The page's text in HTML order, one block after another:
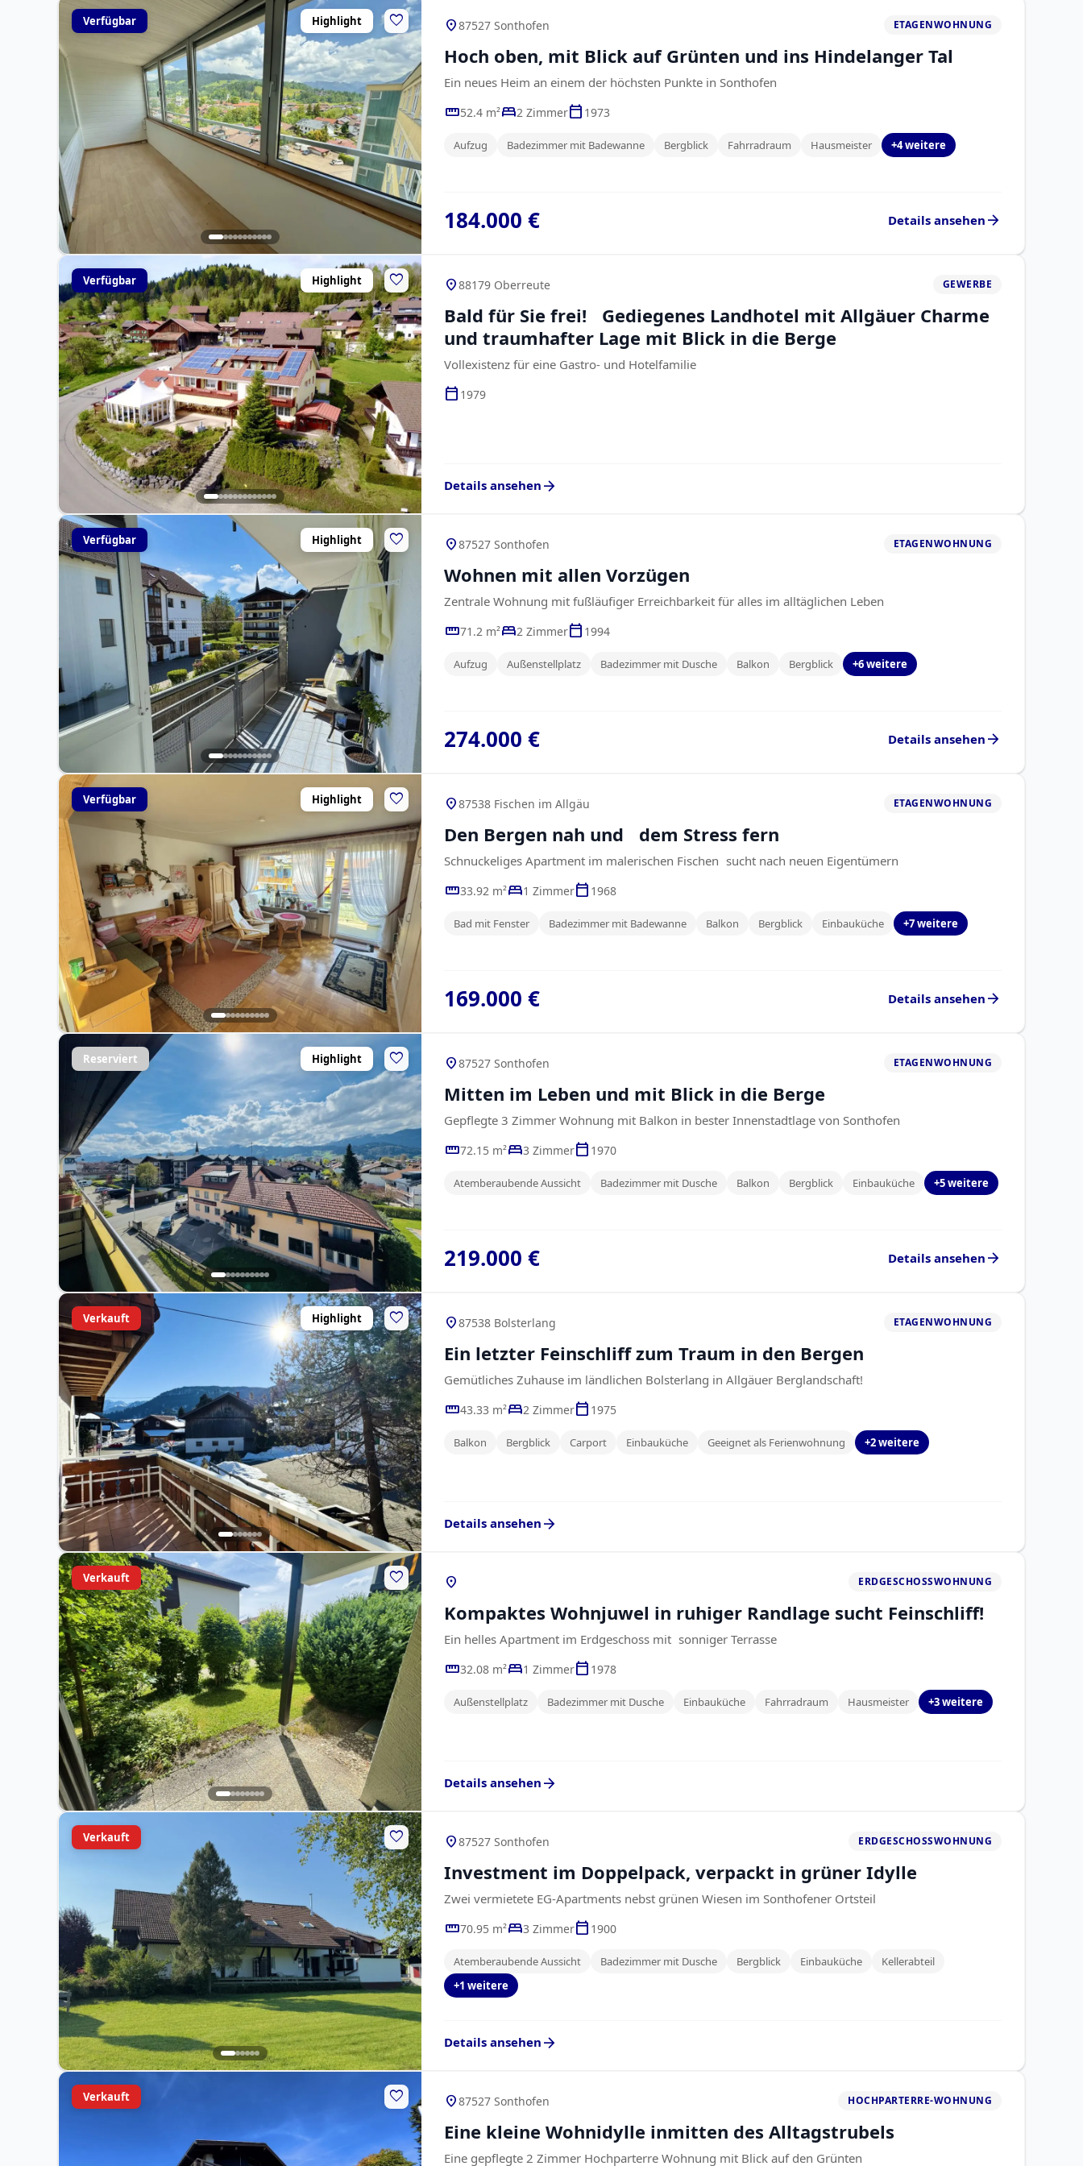
Verfügbar favorite
Highlight location_on87527 Sonthofen ETAGENWOHNUNG
Hoch oben, mit Blick auf Grünten und ins Hindelanger Tal
Ein neues Heim an einem der höchsten Punkte in Sonthofen
straighten52.4 m²bed2 Zimmercalendar_today 1973
Aufzug Badezimmer mit Badewanne Bergblick Fahrradraum Hausmeister +4 weitere
184.000 € Details ansehen arrow_forward
Verfügbar favorite
Highlight location_on88179 Oberreute GEWERBE
Bald für Sie frei! Gediegenes Landhotel mit Allgäuer Charme
und traumhafter Lage mit Blick in die Berge
Vollexistenz für eine Gastro- und Hotelfamilie
calendar_today 1979
Details ansehen arrow_forward
Verfügbar favorite
Highlight location_on87527 Sonthofen ETAGENWOHNUNG
Wohnen mit allen Vorzügen
Zentrale Wohnung mit fußläufiger Erreichbarkeit für alles im alltäglichen Leben
straighten71.2 m²bed2 Zimmercalendar_today 1994
Aufzug Außenstellplatz Badezimmer mit Dusche Balkon Bergblick +6 weitere
274.000 € Details ansehen arrow_forward
Verfügbar favorite
Highlight location_on87538 Fischen im Allgäu ETAGENWOHNUNG
Den Bergen nah und dem Stress fern
Schnuckeliges Apartment im malerischen Fischen sucht nach neuen Eigentümern
straighten33.92 m²bed1 Zimmercalendar_today 1968
Bad mit Fenster Badezimmer mit Badewanne Balkon Bergblick Einbauküche +7 weitere
169.000 € Details ansehen arrow_forward
Reserviert favorite
Highlight location_on87527 Sonthofen ETAGENWOHNUNG
Mitten im Leben und mit Blick in die Berge
Gepflegte 3 Zimmer Wohnung mit Balkon in bester Innenstadtlage von Sonthofen
straighten72.15 m²bed3 Zimmercalendar_today 1970
Atemberaubende Aussicht Badezimmer mit Dusche Balkon Bergblick Einbauküche +5 weitere
219.000 € Details ansehen arrow_forward
Verkauft favorite
Highlight location_on87538 Bolsterlang ETAGENWOHNUNG
Ein letzter Feinschliff zum Traum in den Bergen
Gemütliches Zuhause im ländlichen Bolsterlang in Allgäuer Berglandschaft!
straighten43.33 m²bed2 Zimmercalendar_today 1975
Balkon Bergblick Carport Einbauküche Geeignet als Ferienwohnung +2 weitere
Details ansehen arrow_forward
Verkauft favorite location_on ERDGESCHOSSWOHNUNG
Kompaktes Wohnjuwel in ruhiger Randlage sucht Feinschliff!
Ein helles Apartment im Erdgeschoss mit sonniger Terrasse
straighten32.08 m²bed1 Zimmercalendar_today 1978
Außenstellplatz Badezimmer mit Dusche Einbauküche Fahrradraum Hausmeister +3 weitere
Details ansehen arrow_forward
Verkauft favorite location_on87527 Sonthofen ERDGESCHOSSWOHNUNG
Investment im Doppelpack, verpackt in grüner Idylle
Zwei vermietete EG-Apartments nebst grünen Wiesen im Sonthofener Ortsteil
straighten70.95 m²bed3 Zimmercalendar_today 1900
Atemberaubende Aussicht Badezimmer mit Dusche Bergblick Einbauküche
Kellerabteil
+1 weitere
Details ansehen arrow_forward
Verkauft favorite location_on87527 Sonthofen HOCHPARTERRE-WOHNUNG
Eine kleine Wohnidylle inmitten des Alltagstrubels
Eine gepflegte 2 Zimmer Hochparterre Wohnung mit Blick auf den Grünten